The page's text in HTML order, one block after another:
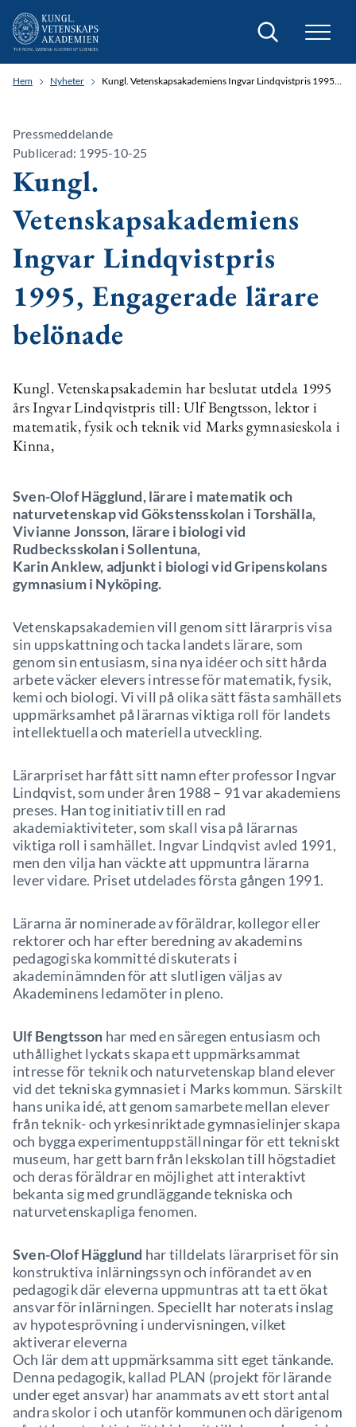
Sök
Hem Nyheter Kungl. Vetenskapsakademiens Ingvar Lindqvistpris 1995, Engagerade lärare belönade
Pressmeddelande
Publicerad: 1995-10-25
Kungl.
Vetenskapsakademiens
Ingvar Lindqvistpris
1995, Engagerade lärare
belönade
Kungl. Vetenskapsakademin har beslutat utdela 1995
års Ingvar Lindqvistpris till: Ulf Bengtsson, lektor i
matematik, fysik och teknik vid Marks gymnasieskola i
Kinna,
Sven-Olof Hägglund, lärare i matematik och
naturvetenskap vid Gökstensskolan i Torshälla,
Vivianne Jonsson, lärare i biologi vid
Rudbecksskolan i Sollentuna,
Karin Anklew, adjunkt i biologi vid Gripenskolans
gymnasium i Nyköping.
Vetenskapsakademien vill genom sitt lärarpris visa
sin uppskattning och tacka landets lärare, som
genom sin entusiasm, sina nya idéer och sitt hårda
arbete väcker elevers intresse för matematik, fysik,
kemi och biologi. Vi vill på olika sätt fästa samhällets
uppmärksamhet på lärarnas viktiga roll för landets
intellektuella och materiella utveckling.
Lärarpriset har fått sitt namn efter professor Ingvar
Lindqvist, som under åren 1988 – 91 var akademiens
preses. Han tog initiativ till en rad
akademiaktiviteter, som skall visa på lärarnas
viktiga roll i samhället. Ingvar Lindqvist avled 1991,
men den vilja han väckte att uppmuntra lärarna
lever vidare. Priset utdelades första gången 1991.
Lärarna är nominerade av föräldrar, kollegor eller
rektorer och har efter beredning av akademins
pedagogiska kommitté diskuterats i
akademinämnden för att slutligen väljas av
Akademinens ledamöter in pleno.
Ulf Bengtsson har med en säregen entusiasm och
uthållighet lyckats skapa ett uppmärksammat
intresse för teknik och naturvetenskap bland elever
vid det tekniska gymnasiet i Marks kommun. Särskilt
hans unika idé, att genom samarbete mellan elever
från teknik- och yrkesinriktade gymnasielinjer skapa
och bygga experimentuppställningar för ett tekniskt
museum, har gett barn från lekskolan till högstadiet
och deras föräldrar en möjlighet att interaktivt
bekanta sig med grundläggande tekniska och
naturvetenskapliga fenomen.
Sven-Olof Hägglund har tilldelats lärarpriset för sin
konstruktiva inlärningssyn och införandet av en
pedagogik där eleverna uppmuntras att ta ett ökat
ansvar för inlärningen. Speciellt har noterats inslag
av hypotesprövning i undervisningen, vilket
aktiverar eleverna
Och lär dem att uppmärksamma sitt eget tänkande.
Denna pedagogik, kallad PLAN (projekt för lärande
under eget ansvar) har anammats av ett stort antal
andra skolor i och utanför kommunen och därigenom